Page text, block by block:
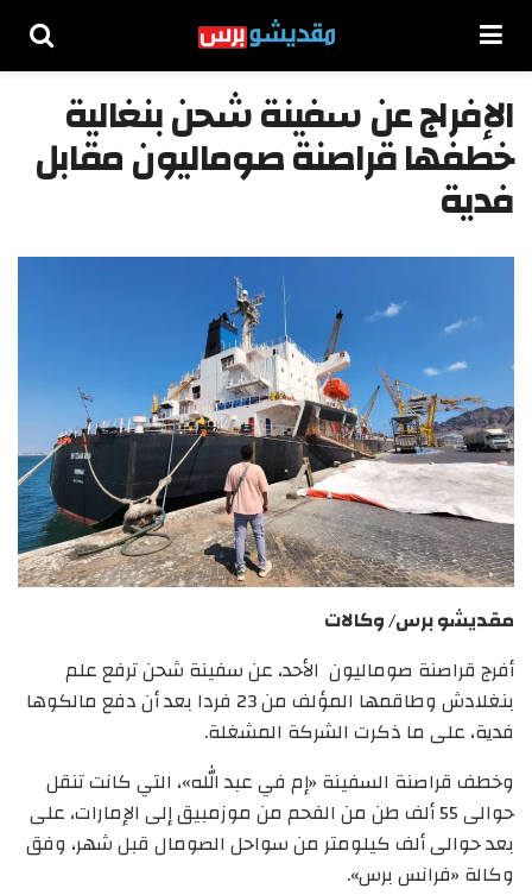
الإفراج عن سفينة شحن بنغالية
خطفها قراصنة صوماليون مقابل
فدية
مقديشو برس/ وكالات
أفرج قراصنة صوماليون الأحد، عن سفينة شحن ترفع علم
بنغلادش وطاقمها المؤلف من 23 فردا بعد أن دفع مالكوها
فدية، على ما ذكرت الشركة المشغلة.
وخطف قراصنة السفينة «إم في عبد الله»، التي كانت تنقل
حوالى 55 ألف طن من الفحم من موزمبيق إلى الإمارات، على
بعد حوالى ألف كيلومتر من سواحل الصومال قبل شهر، وفق
وكالة «فرانس برس».